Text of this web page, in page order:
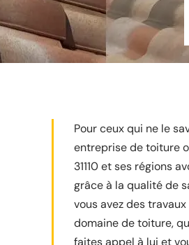
Pour ceux qui ne le
entreprise de toiture
31110 et ses régions
grâce à la qualité de
vous avez des
domaine de toiture,
faites appel à lui et